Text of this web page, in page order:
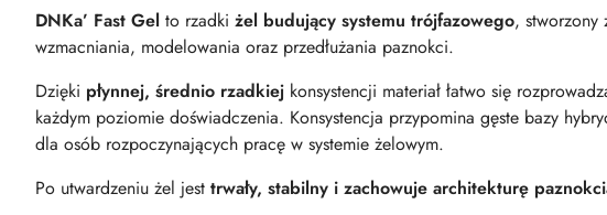
DNKa’ Fast Gel to rzadki żel budujący systemu trójfazowego, stworzony
wzmacniania, modelowania oraz przedłużania paznokci.
Dzięki płynnej, średnio rzadkiej konsystencji materiał łatwo się
każdym poziomie doświadczenia. Konsystencja przypomina gęste bazy
dla osób rozpoczynających pracę w systemie żelowym.
Po utwardzeniu żel jest trwały, stabilny i zachowuje architekturę